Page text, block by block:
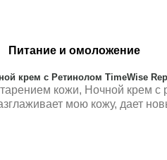
Питание и омоложение
крем с Ретинолом TimeWise
кожи, Ночной крем с
мою кожу, дает